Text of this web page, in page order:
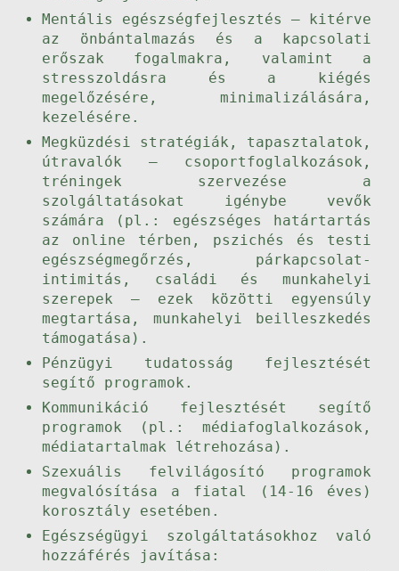
Mentális egészségfejlesztés – kitérve
az önbántalmazás és a kapcsolati
erőszak fogalmakra, valamint a
stresszoldásra és a kiégés
megelőzésére, minimalizálására,
kezelésére.
Megküzdési stratégiák, tapasztalatok,
útravalók – csoportfoglalkozások,
tréningek szervezése a
szolgáltatásokat igénybe vevők
számára (pl.: egészséges határtartás
az online térben, pszichés és testi
egészségmegőrzés, párkapcsolat-
intimitás, családi és munkahelyi
szerepek – ezek közötti egyensúly
megtartása, munkahelyi beilleszkedés
támogatása).
Pénzügyi tudatosság fejlesztését
segítő programok.
Kommunikáció fejlesztését segítő
programok (pl.: médiafoglalkozások,
médiatartalmak létrehozása).
Szexuális felvilágosító programok
megvalósítása a fiatal (14-16 éves)
korosztály esetében.
Egészségügyi szolgáltatásokhoz való
hozzáférés javítása: